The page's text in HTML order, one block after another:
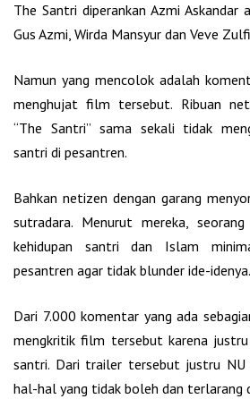
The Santri diperankan Azmi Askandar
Gus Azmi, Wirda Mansyur dan Veve
Namun yang mencolok adalah
menghujat film tersebut. Ribuan
“The Santri” sama sekali tidak
santri di pesantren.
Bahkan netizen dengan garang
sutradara. Menurut mereka,
kehidupan santri dan Islam
pesantren agar tidak blunder ide-idenya.
Dari 7.000 komentar yang ada
mengkritik film tersebut karena justru
santri. Dari trailer tersebut justru NU
hal-hal yang tidak boleh dan terlarang